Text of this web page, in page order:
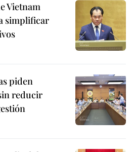
Vietnam
simplificar
piden
reducir